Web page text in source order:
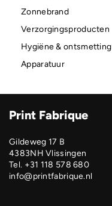
Zonnebrand
Verzorgingsproducten
Hygiëne & ontsmetting
Apparatuur
Print Fabrique
Gildeweg 17 B
4383NH Vlissingen
Tel. +31 118 578 680
info@printfabrique.nl